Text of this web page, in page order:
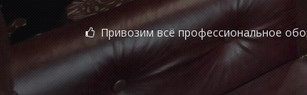
Привозим всё профессиональное